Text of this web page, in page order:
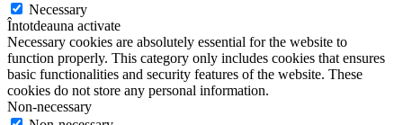
Necessary
Întotdeauna activate
Necessary cookies are absolutely essential for the website to
function properly. This category only includes cookies that ensures
basic functionalities and security features of the website. These
cookies do not store any personal information.
Non-necessary